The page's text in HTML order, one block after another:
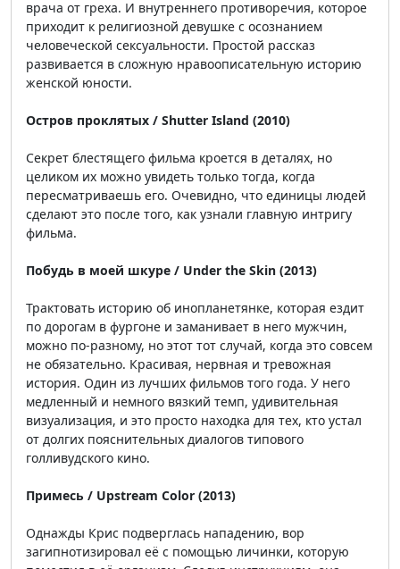
врача от греха. И внутреннего противоречия, которое
приходит к религиозной девушке с осознанием
человеческой сексуальности. Простой рассказ
развивается в сложную нравоописательную историю
женской юности.
Остров проклятых / Shutter Island (2010)
Секрет блестящего фильма кроется в деталях, но
целиком их можно увидеть только тогда, когда
пересматриваешь его. Очевидно, что единицы людей
сделают это после того, как узнали главную интригу
фильма.
Побудь в моей шкуре / Under the Skin (2013)
Трактовать историю об инопланетянке, которая ездит
по дорогам в фургоне и заманивает в него мужчин,
можно по-разному, но этот тот случай, когда это совсем
не обязательно. Красивая, нервная и тревожная
история. Один из лучших фильмов того года. У него
медленный и немного вязкий темп, удивительная
визуализация, и это просто находка для тех, кто устал
от долгих пояснительных диалогов типового
голливудского кино.
Примесь / Upstream Color (2013)
Однажды Крис подверглась нападению, вор
загипнотизировал её с помощью личинки, которую